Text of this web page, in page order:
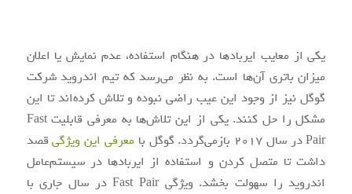
یکی از معایب ایرباد‌ها در هنگام استفاده، عدم نمایش یا اعلان
میزان باتری آن‌ها است. به نظر می‌رسد که تیم اندروید شرکت
گوگل نیز از وجود این عیب راضی نبوده و تلاش کرده‌اند تا این
مشکل را حل کنند. یکی از این تلاش‌ها به معرفی قابلیت Fast
Pair در سال 2017 بازمی‌گردد. گوگل با
معرفی این ویژگیقصد
داشت تا متصل کردن و استفاده از ایربادها در سیستم‌عامل
اندروید را سهولت بخشد. ویژگی Fast Pair در سال جاری با